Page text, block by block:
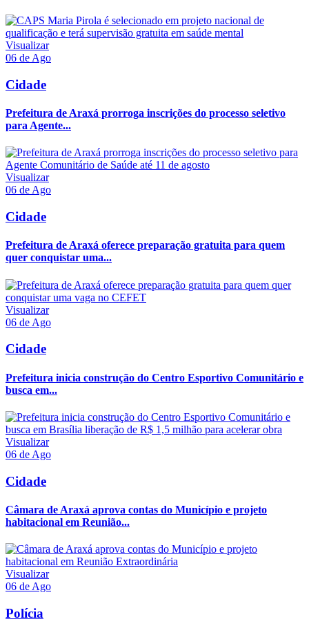
Visualizar
06 de Ago
Cidade
Prefeitura de Araxá prorroga inscrições do processo seletivo
para Agente...
Visualizar
06 de Ago
Cidade
Prefeitura de Araxá oferece preparação gratuita para quem
quer conquistar uma...
Visualizar
06 de Ago
Cidade
Prefeitura inicia construção do Centro Esportivo Comunitário e
busca em...
Visualizar
06 de Ago
Cidade
Câmara de Araxá aprova contas do Município e projeto
habitacional em Reunião...
Visualizar
06 de Ago
Polícia